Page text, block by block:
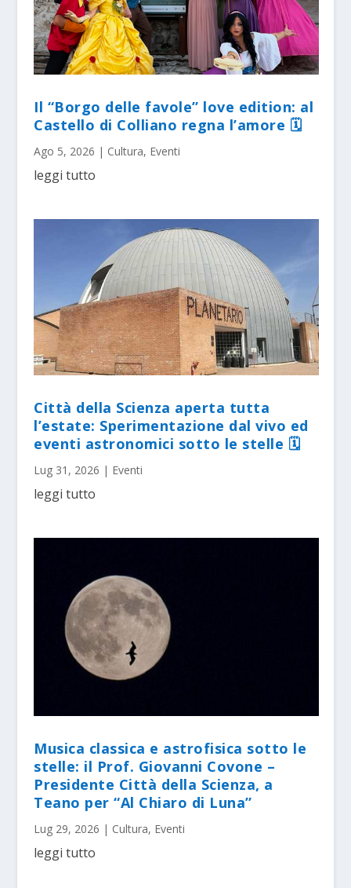
Il “Borgo delle favole” love edition: al
Castello di Colliano regna l’amore 🗓
Ago 5, 2026 | Cultura, Eventi
leggi tutto
Città della Scienza aperta tutta
l’estate: Sperimentazione dal vivo ed
eventi astronomici sotto le stelle 🗓
Lug 31, 2026 | Eventi
leggi tutto
Musica classica e astrofisica sotto le
stelle: il Prof. Giovanni Covone –
Presidente Città della Scienza, a
Teano per “Al Chiaro di Luna”
Lug 29, 2026 | Cultura, Eventi
leggi tutto